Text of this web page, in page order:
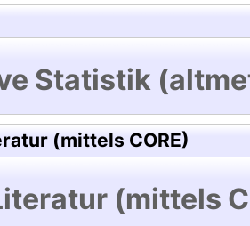
Statistik
(mittels CORE)
(mittels